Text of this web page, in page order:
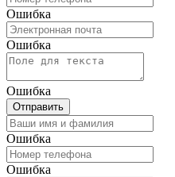
Ошибка
Ошибка
Ошибка
Отправить
Ошибка
Ошибка